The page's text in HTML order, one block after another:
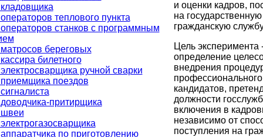
теплового пункта
станков с программным
береговых
билетного
ручной сварки
поездов
притирщика
по приготовлению
и оценки кадров,
на государственную
гражданскую
Цель эксперимента
определение
внедрения
кандидатов,
должности
включения в
независимо от
поступления на